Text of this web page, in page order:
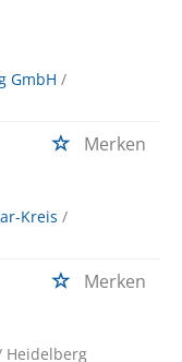
GmbH /
Merken
Kreis /
Merken
Heidelberg